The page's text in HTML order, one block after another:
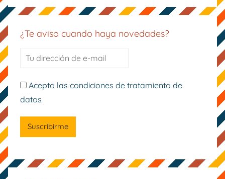
¿Te aviso cuando haya novedades?
Acepto las condiciones de tratamiento de
datos